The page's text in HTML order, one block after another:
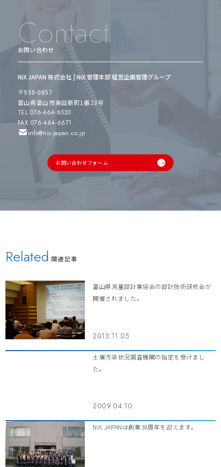
Contact
お問い合わせ
NiX JAPAN 株式会社 | NiX 管理本部 経営企画管理グループ
〒930-0857
富山県富山市奥田新町1番23号
TEL.076-464-6520
FAX.076-464-6671
info@nix-japan.co.jp
お問い合わせフォーム
Related 関連記事
富山県測量設計業協会の設計技術研修会が
開催されました。
2013.11.05
土壌汚染状況調査機関の指定を受けまし
た。
2009.04.10
NiX JAPANは創業30周年を迎えます。